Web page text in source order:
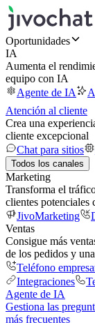
Oportunidades
IA
Aumenta el
equipo con IA
Agente de IA
Atención al cliente
Crea una
cliente excepcional
Chat para sitios
Todos los canales
Marketing
Transforma el
clientes potenciales
JivoMarketing
Ventas
Consigue más
de los pedidos y
Teléfono
Integraciones
Agente de IA
Gestiona las
más frecuentes